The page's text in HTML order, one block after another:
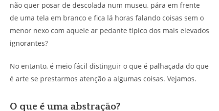
não quer posar de descolada num museu, pára em frente
de uma tela em branco e fica lá horas falando coisas sem o
menor nexo com aquele ar pedante típico dos mais elevados
ignorantes?
No entanto, é meio fácil distinguir o que é palhaçada do que
é arte se prestarmos atenção a algumas coisas. Vejamos.
O que é uma abstração?